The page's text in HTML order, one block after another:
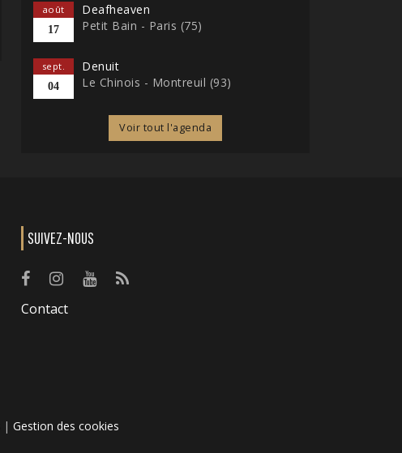
août
17
Deafheaven
Petit Bain - Paris (75)
sept.
04
Denuit
Le Chinois - Montreuil (93)
Voir tout l'agenda
SUIVEZ-NOUS
Contact
| Gestion des cookies